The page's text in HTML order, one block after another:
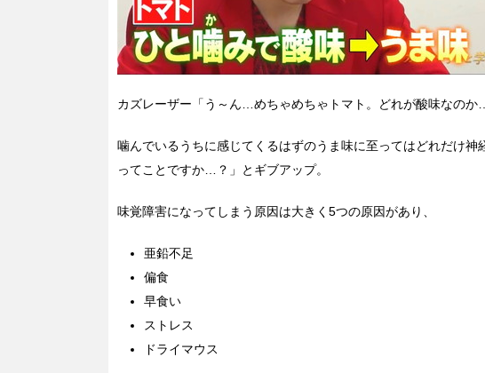
カズレーザー「う～ん…めちゃめちゃトマト。どれが酸味なの
噛んでいるうちに感じてくるはずのうま味に至ってはどれだけ
ってことですか…？」とギブアップ。
味覚障害になってしまう原因は大きく5つの原因があり、
亜鉛不足
偏食
早食い
ストレス
ドライマウス